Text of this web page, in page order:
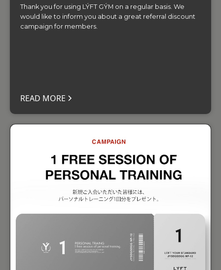
Thank you for using LÝFT GÝM on a regular basis. We
would like to inform you about a great referral discount
campaign for members.
READ MORE